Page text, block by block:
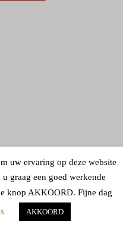
uw ervaring op deze website
graag een goed werkende
knop AKKOORD. Fijne dag
AKKOORD